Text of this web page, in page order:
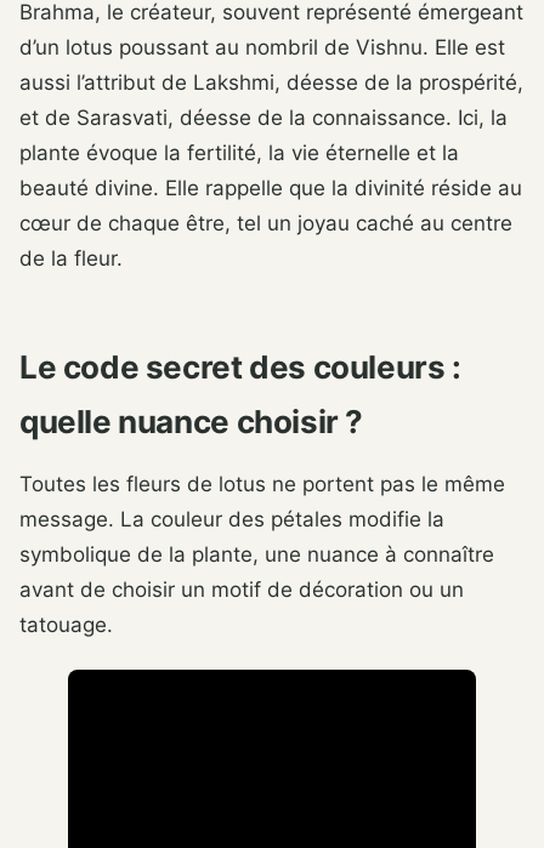
Brahma, le créateur, souvent représenté émergeant
d’un lotus poussant au nombril de Vishnu. Elle est
aussi l’attribut de Lakshmi, déesse de la prospérité,
et de Sarasvati, déesse de la connaissance. Ici, la
plante évoque la fertilité, la vie éternelle et la
beauté divine. Elle rappelle que la divinité réside au
cœur de chaque être, tel un joyau caché au centre
de la fleur.
Le code secret des couleurs :
quelle nuance choisir ?
Toutes les fleurs de lotus ne portent pas le même
message. La couleur des pétales modifie la
symbolique de la plante, une nuance à connaître
avant de choisir un motif de décoration ou un
tatouage.